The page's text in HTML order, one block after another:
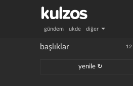
gündem ukde diğer
12
başlıklar
yenile ↻